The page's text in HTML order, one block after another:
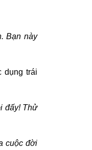
Bạn này
dụng trái
đấy! Thử
cuộc đời